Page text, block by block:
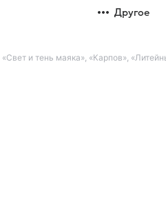
Другое
и тень маяка», «Карпов»,